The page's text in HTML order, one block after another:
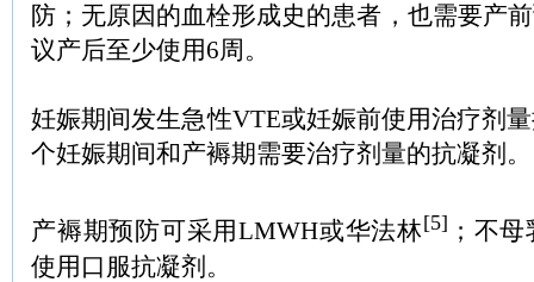
防；无原因的血栓形成史的患者，也需要产
议产后至少使用6周。
妊娠期间发生急性VTE或妊娠前使用治疗剂
个妊娠期间和产褥期需要治疗剂量的抗凝剂。
产褥期预防可采用LMWH或华法林[5] ；不
使用口服抗凝剂。